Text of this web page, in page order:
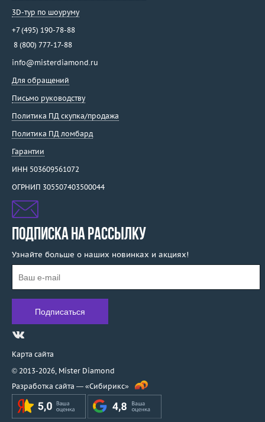
3D-тур по шоуруму
+7 (495) 190-78-88
8 (800) 777-17-88
info@misterdiamond.ru
Для обращений
Письмо руководству
Политика ПД скупка/продажа
Политика ПД ломбард
Гарантии
ИНН 503609561072
ОГРНИП 305507403500044
ПОДПИСКА НА РАССЫЛКУ
Узнайте больше о наших новинках и акциях!
Карта сайта
© 2013-2026, Mister Diamond
Разработка сайта — «Сибирикс»